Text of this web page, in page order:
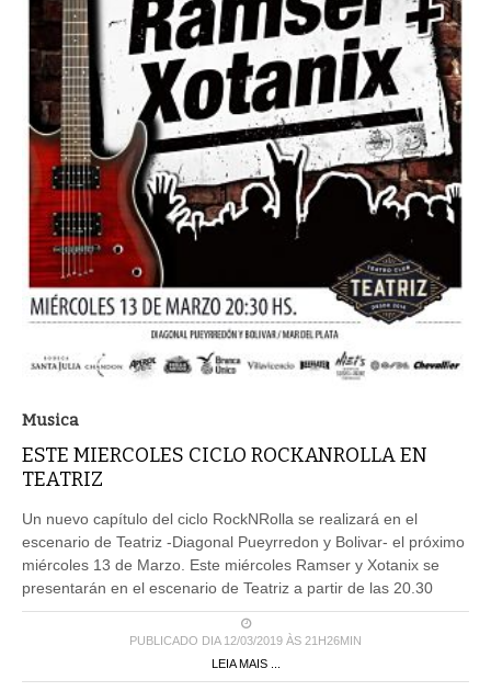
Musica
ESTE MIERCOLES CICLO ROCKANROLLA EN
TEATRIZ
Un nuevo capítulo del ciclo RockNRolla se realizará en el
escenario de Teatriz -Diagonal Pueyrredon y Bolivar- el próximo
miércoles 13 de Marzo. Este miércoles Ramser y Xotanix se
presentarán en el escenario de Teatriz a partir de las 20.30
PUBLICADO DIA 12/03/2019 ÀS 21H26MIN
LEIA MAIS ...